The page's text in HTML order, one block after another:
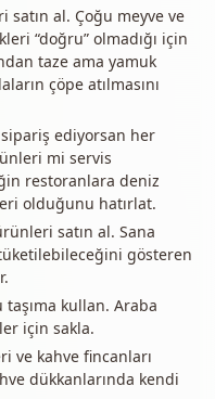
satın al. Çoğu meyve ve
“doğru” olmadığı için
taze ama yamuk
çöpe atılmasını
ediyorsan her
mi servis
restoranlara deniz
olduğunu hatırlat.
satın al. Sana
gösteren
kullan. Araba
için sakla.
ve kahve fincanları
dükkanlarında kendi